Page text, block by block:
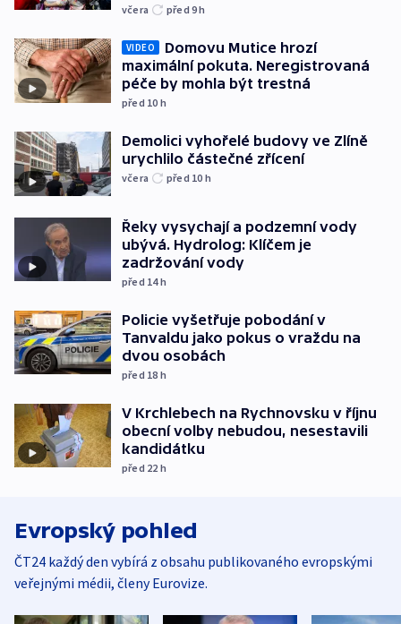
včera před 9h
VIDEO
Domovu Mutice hrozí
maximální pokuta. Neregistrovaná
péče by mohla být trestná
před 10 h
Demolici vyhořelé budovy ve Zlíně
urychlilo částečné zřícení
včera před 10 h
Řeky vysychají a podzemní vody
ubývá. Hydrolog: Klíčem je
zadržování vody
před 14h
Policie vyšetřuje pobodání v
Tanvaldu jako pokus o vraždu na
dvou osobách
před 18 h
V Krchlebech na Rychnovsku v říjnu
obecní volby nebudou, nesestavili
kandidátku
před 22 h
Evropský pohled
ČT24 každý den vybírá z obsahu publikovaného evropskými
veřejnými médii, členy Eurovize.